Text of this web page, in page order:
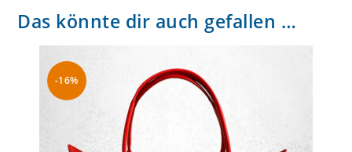
Das könnte dir auch gefallen …
-16%